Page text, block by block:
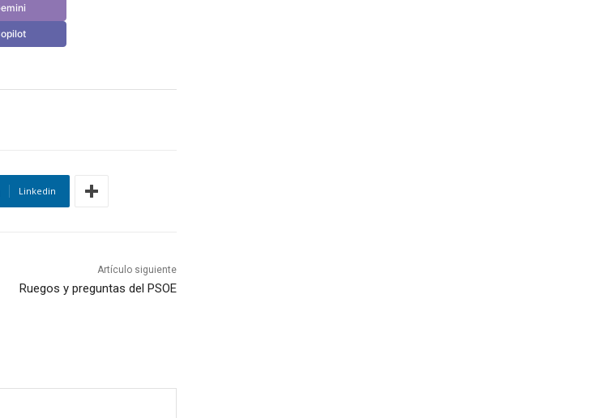
Linkedin
Artículo siguiente
Ruegos y preguntas del PSOE